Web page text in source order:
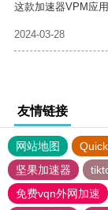
这款加速器VPM应
2024-03-28
友情链接
网站地图
坚果加速器
免费vqn外网加速